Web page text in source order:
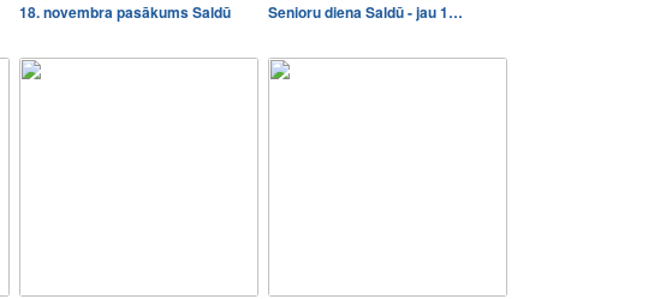
18. novembra pasākums Saldū Senioru diena Saldū - jau 1…